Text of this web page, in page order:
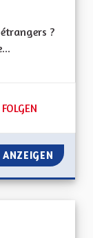
?
49 FOLLOWER
FOLGEN
AUTOROUTE A35
ANZEIGEN